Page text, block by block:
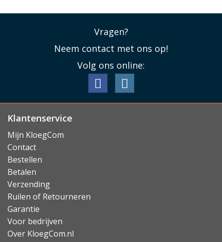
Vragen?
Neem contact met ons op!
Volg ons online:
Klantenservice
Mijn KloegCom
Contact
Bestellen
Betalen
Verzending
Ruilen of Retourneren
Garantie
Voor bedrijven
Over KloegCom.nl